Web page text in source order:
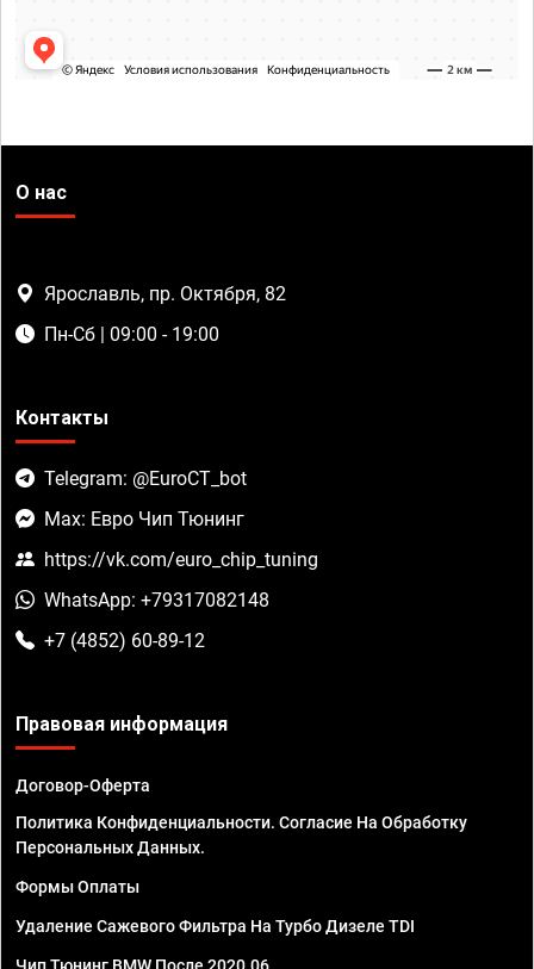
О нас
Ярославль, пр. Октября, 82
Пн-Сб | 09:00 - 19:00
Контакты
Telegram: @EuroCT_bot
Max: Евро Чип Тюнинг
https://vk.com/euro_chip_tuning
WhatsApp: +79317082148
+7 (4852) 60-89-12
Правовая информация
Договор-Оферта
Политика Конфиденциальности. Согласие На Обработку
Персональных Данных.
Формы Оплаты
Удаление Сажевого Фильтра На Турбо Дизеле TDI